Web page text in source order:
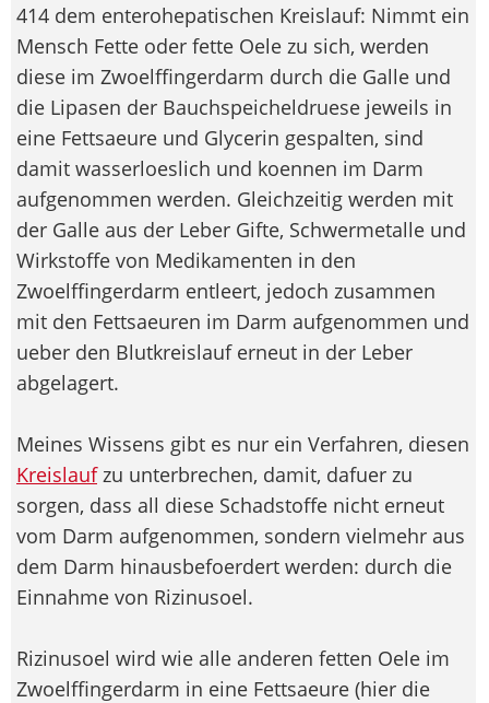
414 dem enterohepatischen Kreislauf: Nimmt ein
Mensch Fette oder fette Oele zu sich, werden
diese im Zwoelffingerdarm durch die Galle und
die Lipasen der Bauchspeicheldruese jeweils in
eine Fettsaeure und Glycerin gespalten, sind
damit wasserloeslich und koennen im Darm
aufgenommen werden. Gleichzeitig werden mit
der Galle aus der Leber Gifte, Schwermetalle und
Wirkstoffe von Medikamenten in den
Zwoelffingerdarm entleert, jedoch zusammen
mit den Fettsaeuren im Darm aufgenommen und
ueber den Blutkreislauf erneut in der Leber
abgelagert.
Meines Wissens gibt es nur ein Verfahren, diesen
Kreislaufzu unterbrechen, damit, dafuer zu
sorgen, dass all diese Schadstoffe nicht erneut
vom Darm aufgenommen, sondern vielmehr aus
dem Darm hinausbefoerdert werden: durch die
Einnahme von Rizinusoel.
Rizinusoel wird wie alle anderen fetten Oele im
Zwoelffingerdarm in eine Fettsaeure (hier die